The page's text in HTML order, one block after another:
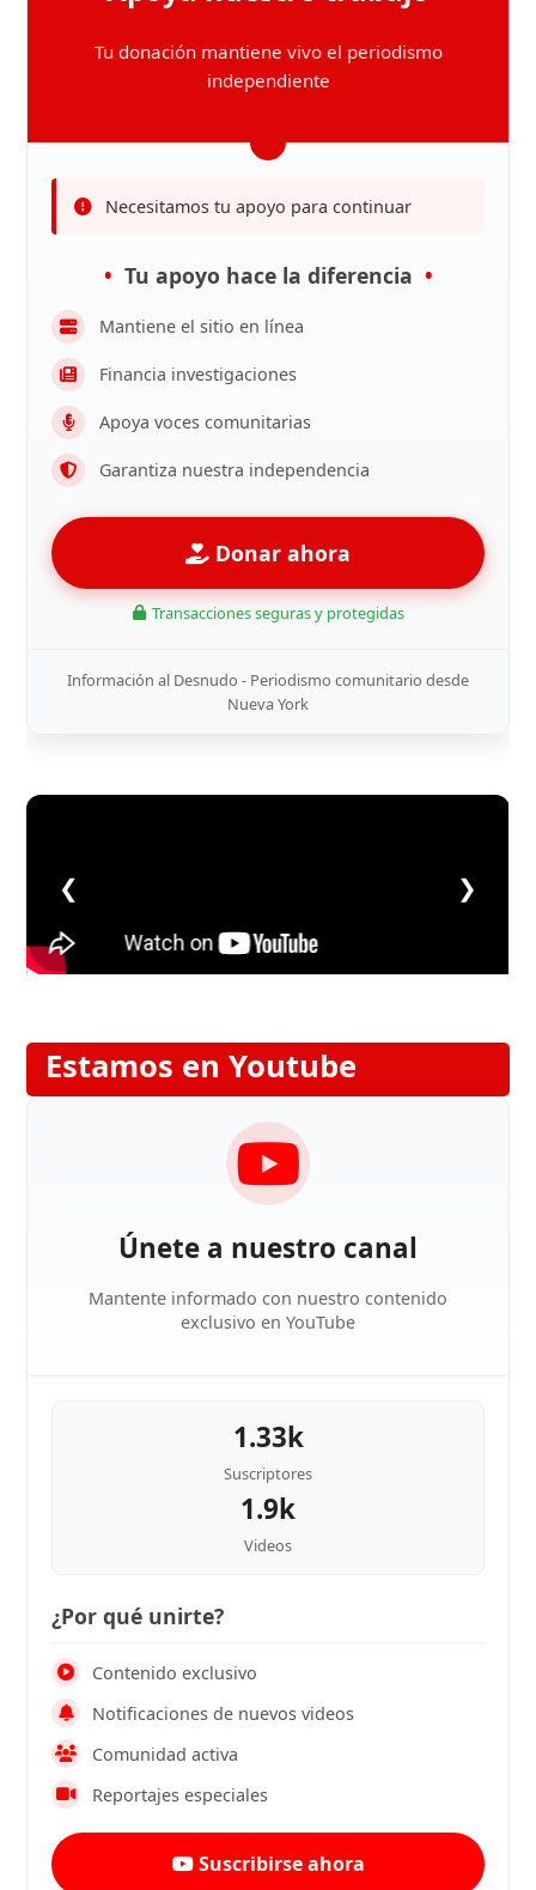
Tu donación mantiene vivo el periodismo
independiente
Necesitamos tu apoyo para continuar
Tu apoyo hace la diferencia
Mantiene el sitio en línea
Financia investigaciones
Apoya voces comunitarias
Garantiza nuestra independencia
Donar ahora
Transacciones seguras y protegidas
Información al Desnudo - Periodismo comunitario desde
Nueva York
❮ ❯
Estamos en Youtube
Únete a nuestro canal
Mantente informado con nuestro contenido
exclusivo en YouTube
1.33k
Suscriptores
1.9k
Videos
¿Por qué unirte?
Contenido exclusivo
Notificaciones de nuevos videos
Comunidad activa
Reportajes especiales
Suscribirse ahora